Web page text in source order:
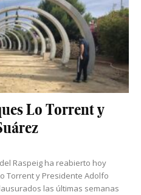
Lo Torrent y
Raspeig ha reabierto hoy
Torrent y Presidente Adolfo
las últimas semanas